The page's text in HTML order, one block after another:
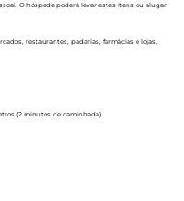
O hóspede poderá levar estes itens ou alugar
restaurantes, padarias, farmácias e lojas.
(2 minutos de caminhada)